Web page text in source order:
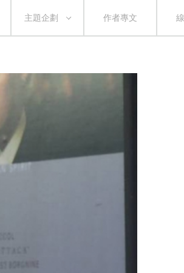
主題企劃 作者專文